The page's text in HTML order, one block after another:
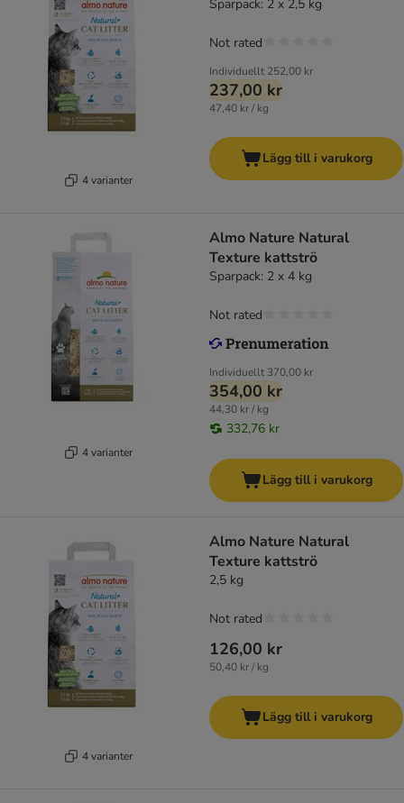
4 varianter
Sparpack: 2 x 2,5 kg
Individuellt 252,00 kr
237,00 kr
47,40 kr / kg
Not rated
Lägg till i varukorg
4 varianter
Almo Nature Natural
Texture kattströ
Sparpack: 2 x 4 kg
Individuellt 370,00 kr
354,00 kr
44,30 kr / kg
332,76 kr
Not rated
Lägg till i varukorg
4 varianter
Almo Nature Natural
Texture kattströ
2,5 kg
126,00 kr
50,40 kr / kg
Not rated
Lägg till i varukorg